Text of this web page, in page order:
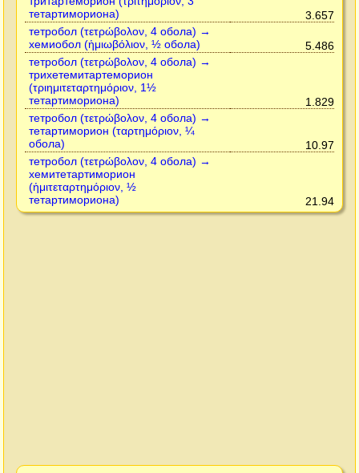
тетартимориона)
3.657
тетробол (τετρώβολον, 4 обола) →
хемиобол (ἡμιωβόλιον, ½ обола)
5.486
тетробол (τετρώβολον, 4 обола) →
трихетемитартеморион
(τριημιτεταρτημόριον, 1½
тетартимориона)
1.829
тетробол (τετρώβολον, 4 обола) →
тетартиморион (ταρτημόριον, ¼
обола)
10.97
тетробол (τετρώβολον, 4 обола) →
хемитетартиморион
(ἡμιτεταρτημόριον, ½
тетартимориона)
21.94